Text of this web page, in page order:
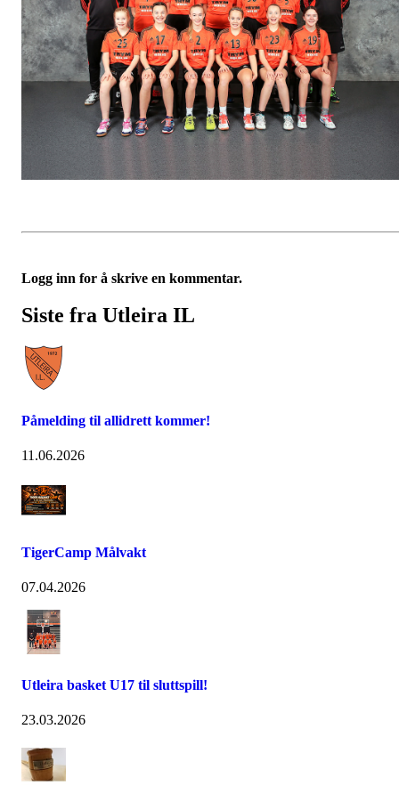
Logg inn for å skrive en kommentar.
Siste fra Utleira IL
Påmelding til allidrett kommer!
11.06.2026
TigerCamp Målvakt
07.04.2026
Utleira basket U17 til sluttspill!
23.03.2026